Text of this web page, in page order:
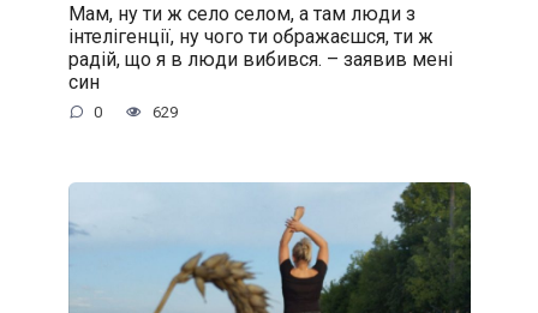
Мам, ну ти ж село селом, а там люди з
інтелігенції, ну чого ти ображаєшся, ти ж
радій, що я в люди вибився. – заявив мені
син
0 629